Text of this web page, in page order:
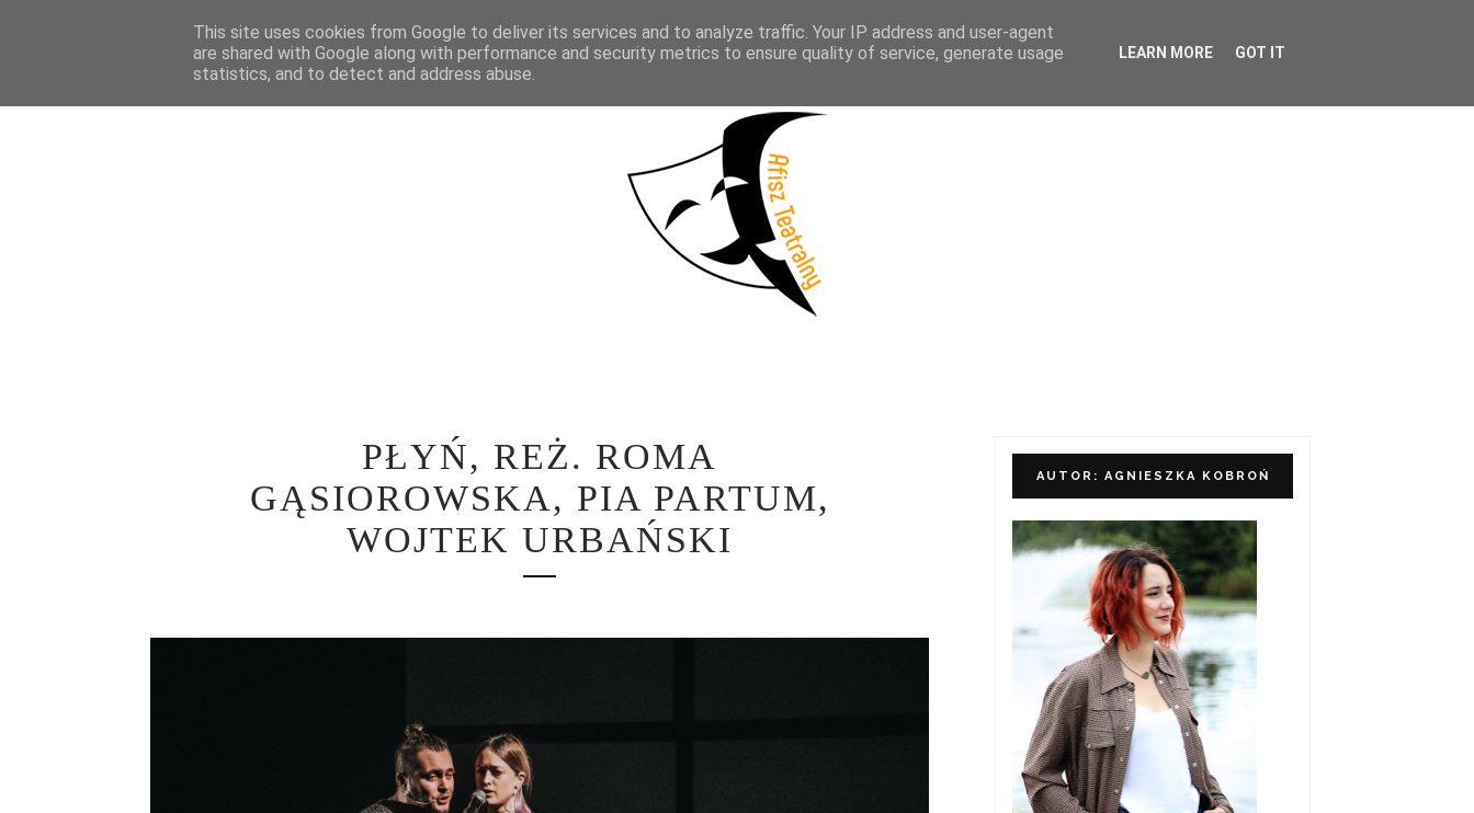
STRONA GŁÓWNA WOKÓŁ TEATRU SPEKTAKLE WYWIADY LITERATURA PRÓBY MEDIALNE WSPÓŁPRACA I KONTAKT
PŁYŃ, REŻ. ROMA
GĄSIOROWSKA, PIA PARTUM,
WOJTEK URBAŃSKI
AUTOR: AGNIESZKA KOBROŃ
This site uses cookies from Google to deliver its services and to analyze traffic. Your IP address and user-agent
are shared with Google along with performance and security metrics to ensure quality of service, generate usage
statistics, and to detect and address abuse.
LEARN MORE GOT IT